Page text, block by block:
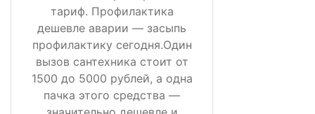
тариф. Профилактика
дешевле аварии — засыпь
профилактику сегодня.Один
вызов сантехника стоит от
1500 до 5000 рублей, а одна
пачка этого средства —